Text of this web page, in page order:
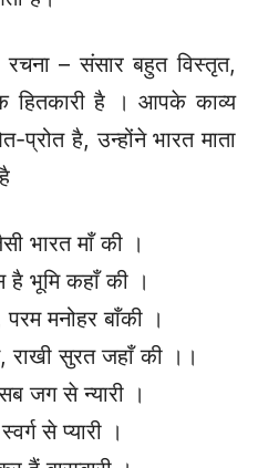
– संसार बहुत विस्तृत,
हितकारी है । आपके काव्य
प्रोत है, उन्होंने भारत माता
भारत माँ की ।
है भूमि कहाँ की ।
परम मनोहर बाँकी ।
राखी सुरत जहाँ की ।।
जग से न्यारी ।
से प्यारी ।